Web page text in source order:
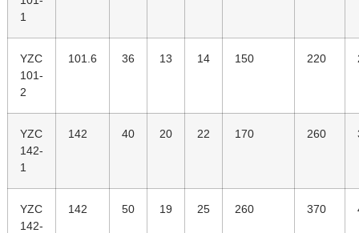
1
YZC
101-
2
101.6 36 13 14 150 220
YZC
142-
1
142 40 20 22 170 260
YZC
142-
142 50 19 25 260 370